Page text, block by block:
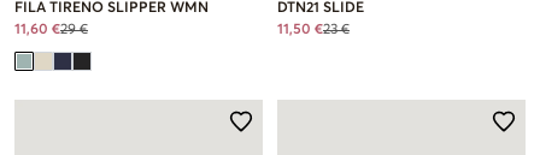
FILA TIRENO SLIPPER WMN
11,60 €29 €
DTN21 SLIDE
11,50 €23 €